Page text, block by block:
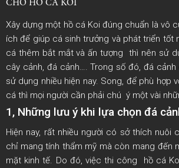
CHO HỒ CÁ KOI
Xây dựng một hồ cá Koi đúng chuẩn là vô
ích để giúp cá sinh trưởng và phát triển tốt
cá thêm bắt mắt và ấn tượng thì nên sử
cây cảnh, đá cảnh…. Trong số đó, đá
sử dụng nhiều hiện nay. Song, để phù hợp
cá thì mọi người cần phải chú ý một vài
1, Những lưu ý khi lựa chọn đá
Hiện nay, rất nhiều người có sở thích nuôi
chỉ mang tính thẩm mỹ mà còn mang đến
mặt kinh tế. Do đó, việc thi công hồ cá